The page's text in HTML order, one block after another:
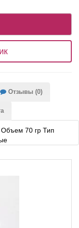
Отзывы (0)
Объем 70 гр Тип